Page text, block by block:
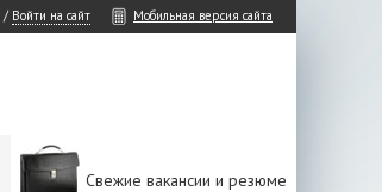
/ Войти на сайт Мобильная версия сайта
Свежие вакансии и резюме